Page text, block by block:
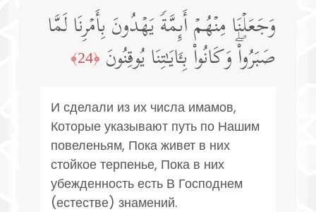
وَجَعَلۡنَا مِنۡهُمۡ أَىِٕمَّةࣰ یَهۡدُونَ بِأَمۡرِنَا لَمَّا
صَبَرُوا۟ۖ وَكَانُوا۟ بِـَٔایَـٰتِنَا یُوقِنُونَ ﴿24﴾
И сделали из их числа имамов,
Которые указывают путь по Нашим
повеленьям, Пока живет в них
стойкое терпенье, Пока в них
убежденность есть В Господнем
(естестве) знамений.